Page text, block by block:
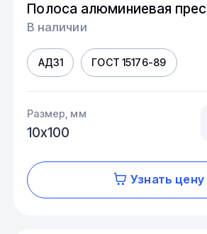
Полоса алюминиевая
В наличии
АД31 ГОСТ 15176-89
Размер, мм
10х100
Узнать цену